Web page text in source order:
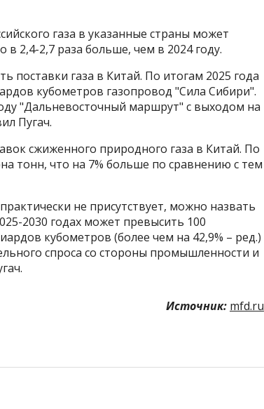
газа в указанные страны может
в 2,4-2,7 раза больше, чем в 2024 году.
поставки газа в Китай. По итогам 2025 года
кубометров газопровод "Сила Сибири".
"Дальневосточный маршрут" с выходом на
Пугач.
сжиженного природного газа в Китай. По
тонн, что на 7% больше по сравнению с тем
не присутствует, можно назвать
2030 годах может превысить 100
кубометров (более чем на 42,9% – ред.)
спроса со стороны промышленности и
Источник: mfd.ru